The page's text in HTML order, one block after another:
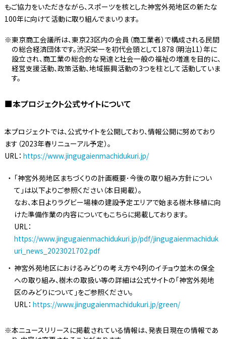
もご協力をいただきながら、スポーツを核とした神宮外苑地区の新たな
100年に向けて活動に取り組んでまいります。
東京商工会議所は、東京23区内の会員（商工業者）で構成される民間
の総合経済団体です。渋沢栄一を初代会頭として1878（明治11）年に
設立され、商工業の総合的な発達と社会一般の福祉の増進を目的に、
経営支援活動、政策活動、地域振興活動の3つを柱として活動していま
す。
■本プロジェクト公式サイトについて
本プロジェクトでは、公式サイトを公開しており、情報公開に努めており
ます（2023年春リニューアル予定）。
URL： https://www.jingugaienmachidukuri.jp/
「神宮外苑地区まちづくりの計画概要･今後の取り組み方針につい
て」は以下よりご参照ください（本日掲載）。
なお、本日よりラグビー場棟の建設予定エリアで始まる樹木移植に向
けた準備作業の内容についてもこちらに掲載しております。
URL：
https://www.jingugaienmachidukuri.jp/pdf/jingugaienmachiduk
uri_news_2023021702.pdf
神宮外苑地区におけるみどりの考え方や4列のイチョウ並木の保全
への取り組み、樹木の取扱い等の詳細は公式サイトの「神宮外苑地
区のみどりについて」をご参照ください。
URL：https://www.jingugaienmachidukuri.jp/green/
本ニュースリリースに掲載されている情報は、発表日現在の情報であ